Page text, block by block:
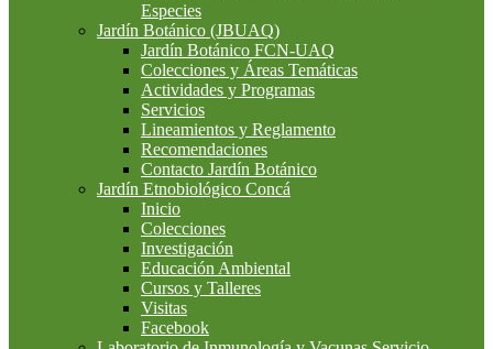
Especies
Jardín Botánico (JBUAQ)
Jardín Botánico FCN-UAQ
Colecciones y Áreas Temáticas
Actividades y Programas
Servicios
Lineamientos y Reglamento
Recomendaciones
Contacto Jardín Botánico
Jardín Etnobiológico Concá
Inicio
Colecciones
Investigación
Educación Ambiental
Cursos y Talleres
Visitas
Facebook